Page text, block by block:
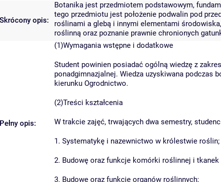
Skrócony opis:
Botanika jest przedmiotem podstawowym,
tego przedmiotu jest położenie podwalin pod
roślinami a glebą i innymi elementami
roślinną oraz poznanie prawnie chronionych
Pełny opis:
(1)Wymagania wstępne i dodatkowe
Student powinien posiadać ogólną wiedzę z
ponadgimnazjalnej. Wiedza uzyskiwana podczas
kierunku Ogrodnictwo.
(2)Treści kształcenia
W trakcie zajęć, trwających dwa semestry,
1. Systematykę i nazewnictwo w królestwie roślin;
2. Budowę oraz funkcje komórki roślinnej i tkanek
3. Budowę oraz funkcje organów roślinnych;